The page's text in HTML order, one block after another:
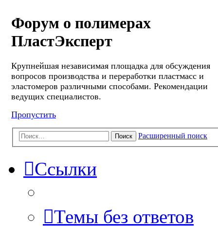
Форум о полимерах
ПластЭксперт
Крупнейшая независимая площадка для обсуждения
вопросов производства и переработки пластмасс и
эластомеров различными способами. Рекомендации
ведущих специалистов.
Пропустить
Поиск Расширенный поиск
Ссылки
Темы без ответов